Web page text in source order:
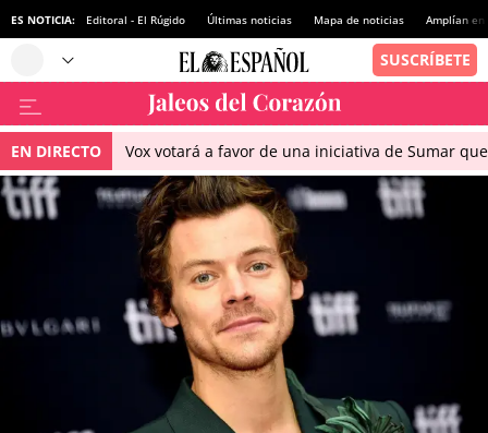
ES NOTICIA: Editoral - El Rúgido Últimas noticias Mapa de noticias Amplían
EN DIRECTO Vox votará a favor de una iniciativa de Sumar